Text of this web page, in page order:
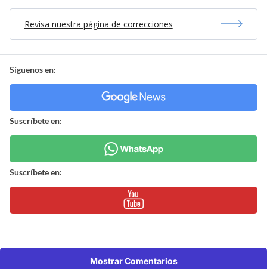
Revisa nuestra página de correcciones
Síguenos en:
Suscríbete en:
Suscríbete en:
Mostrar Comentarios